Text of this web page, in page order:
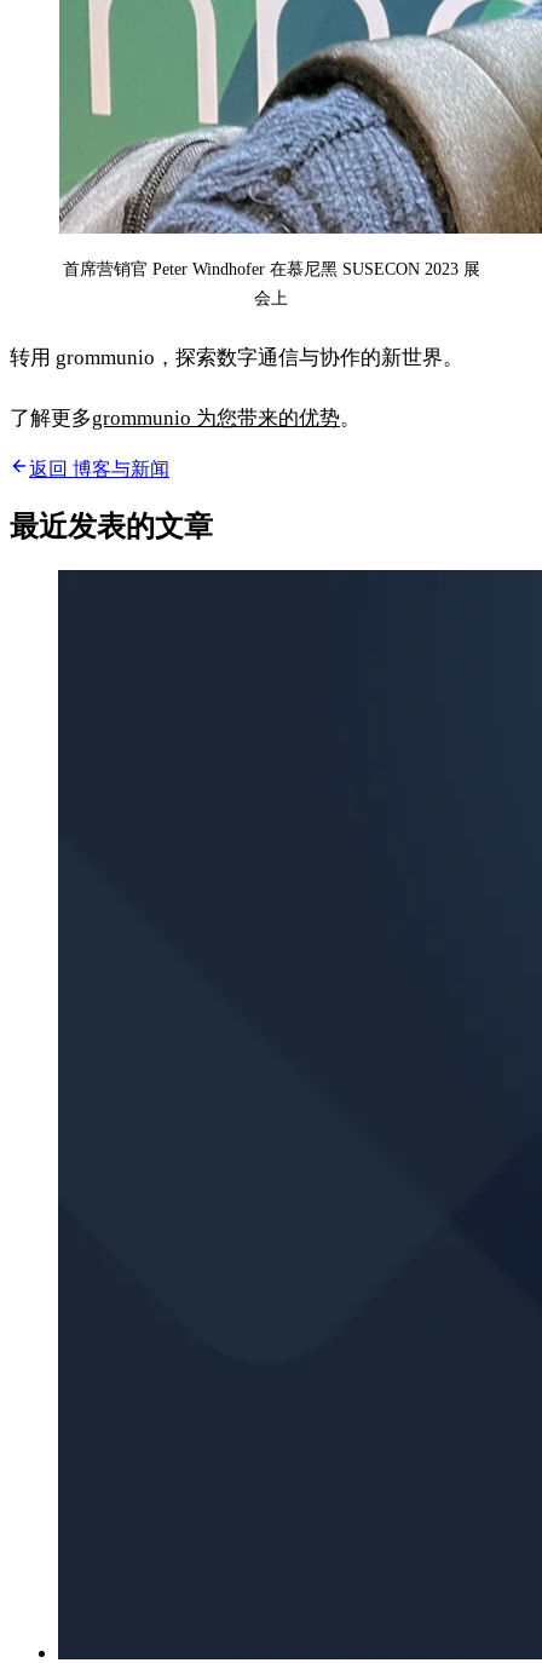
首席营销官 Peter Windhofer 在慕尼黑 SUSECON 2023 展
会上
转用 grommunio，探索数字通信与协作的新世界。
了解更多grommunio 为您带来的优势。
返回 博客与新闻
最近发表的文章